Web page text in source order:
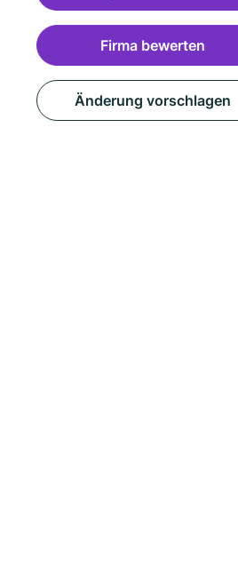
Firma bewerten
Änderung vorschlagen